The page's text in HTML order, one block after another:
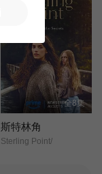
全8集
斯特林角
Sterling Point/